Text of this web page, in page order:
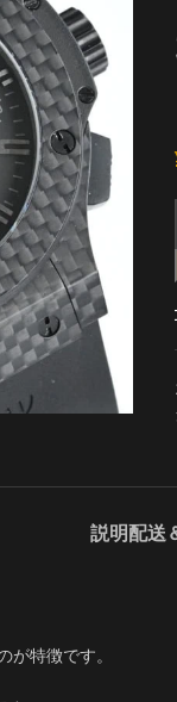
説明配送
特徴です。